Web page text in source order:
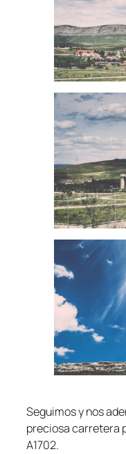
Seguimos y nos
preciosa carretera
A1702.